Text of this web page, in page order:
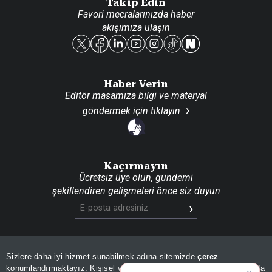
Sizlere daha iyi hizmet sunabilmek adına sitemizdeçerez
konumlandırmaktayız. Kişisel verileriniz, KVKK ve GDPR kapsamında
Reklam Ver
Takip Edin
Favori mecralarınızda haber
akışımıza ulaşın
Haber Verin
Editör masamıza bilgi ve materyal
göndermek için tıklayın
Kaçırmayın
Ücretsiz üye olun, gündemi
şekillendiren gelişmeleri önce siz duyun
Son DakikaSite HaritasıRSSKVKK Aydınlatma Metni
Gizlilik PolitikasıÇerez Politikası